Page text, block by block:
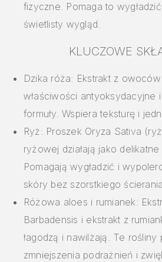
fizyczne. Pomaga to
świetlisty wygląd.
KLUCZOWE
Dzika róża: Ekstrakt z
właściwości antyoksydacyjne
formuły. Wspiera teksturę i
Ryż: Proszek Oryza Sativa
ryżowej działają jako delikatne
Pomagają wygładzić i
skóry bez szorstkiego
Różowa aloes i rumianek:
Barbadensis i ekstrakt z
łagodzą i nawilżają. Te rośliny
zmniejszenia podrażnień i